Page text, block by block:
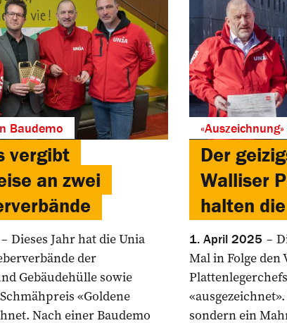
Baudemo
vergibt
an zwei
Dieses Jahr hat die Unia
der
Gebäudehülle sowie
«Goldene
Nach einer Baudemo
Der
Walliser
halten
1. April 2025
Mal in Folge den
sondern ein